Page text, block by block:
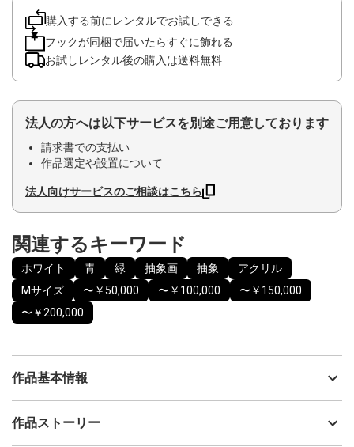
購入する前にレンタルでお試しできる
フックが同梱で届いたらすぐに飾れる
お試しレンタル後の購入は送料無料
法人の方へは以下サービスを別途ご用意しております
請求書での支払い
作品選定や設置について
法人向けサービスのご相談はこちら
関連するキーワード
ホワイト 青 緑 抽象画 抽象
アクリル
Mサイズ
〜￥50,000 〜￥100,000
〜￥150,000
〜￥200,000
作品基本情報
出品者
作品ストーリー